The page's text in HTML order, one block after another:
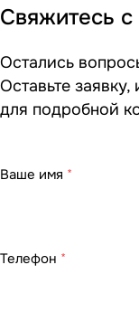
Свяжитесь
Остались
Оставьте
для подробной
Ваше имя *
Телефон *